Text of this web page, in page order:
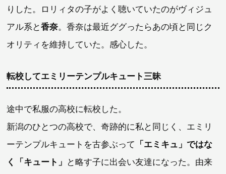
りした。ロリィタの子がよく聴いていたのがヴィジュ
アル系と香奈。香奈は最近ググったらあの頃と同じク
オリティを維持していた。感心した。
転校してエミリーテンプルキュート三昧
途中で私服の高校に転校した。
新潟のひとつの高校で、奇跡的に私と同じく、エミリ
ーテンプルキュートを古参ぶって
「エミキュ」ではな
く「キュート」
と略す子に出会い友達になった。由来